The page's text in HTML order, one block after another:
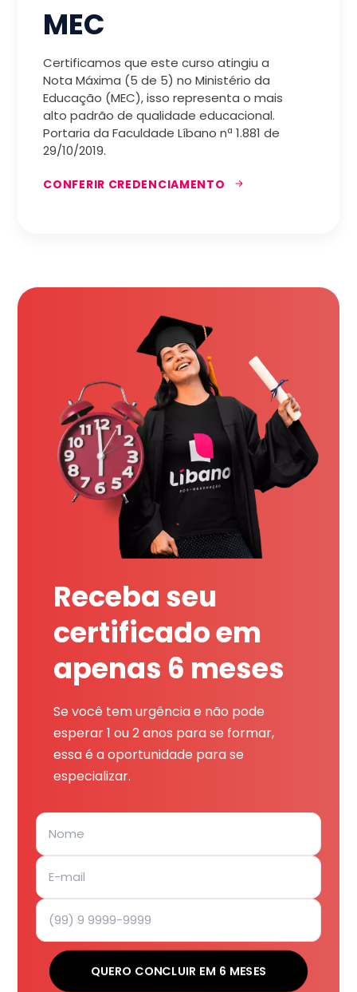
MEC
Certificamos que este curso atingiu a
Nota Máxima (5 de 5) no Ministério da
Educação (MEC), isso representa o mais
alto padrão de qualidade educacional.
Portaria da Faculdade Líbano nª 1.881 de
29/10/2019.
CONFERIR CREDENCIAMENTO
Receba seu
certificado em
apenas 6 meses
Se você tem urgência e não pode
esperar 1 ou 2 anos para se formar,
essa é a oportunidade para se
especializar.
QUERO CONCLUIR EM 6 MESES